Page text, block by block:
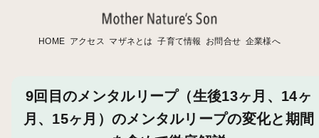
HOME アクセス マザネとは 子育て情報 お問合せ 企業様へ
9回目のメンタルリープ（生後13ヶ月、14ヶ
月、15ヶ月）のメンタルリープの変化と期間